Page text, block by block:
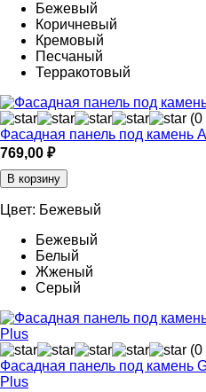
Бежевый
Коричневый
Кремовый
Песчаный
Терракотовый
(0
Фасадная панель под камень
769,00 ₽
В корзину
Цвет: Бежевый
Бежевый
Белый
Жженый
Серый
(0
Фасадная панель под камень
Plus